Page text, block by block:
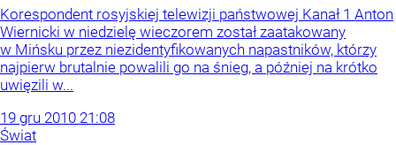
Korespondent rosyjskiej telewizji państwowej Kanał 1 Anton
Wiernicki w niedzielę wieczorem został zaatakowany
w Mińsku przez niezidentyfikowanych napastników, którzy
najpierw brutalnie powalili go na śnieg, a później na krótko
uwięzili w...
19 gru 2010 21:08
Świat